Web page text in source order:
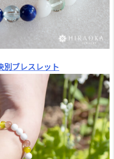
ブレスレット